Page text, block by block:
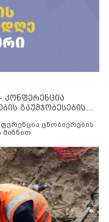
კონფერენცია
გაუმჯობესების
ცნობიერების
მიზნით